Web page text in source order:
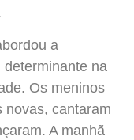
a
determinante na
Os meninos
novas, cantaram
A manhã